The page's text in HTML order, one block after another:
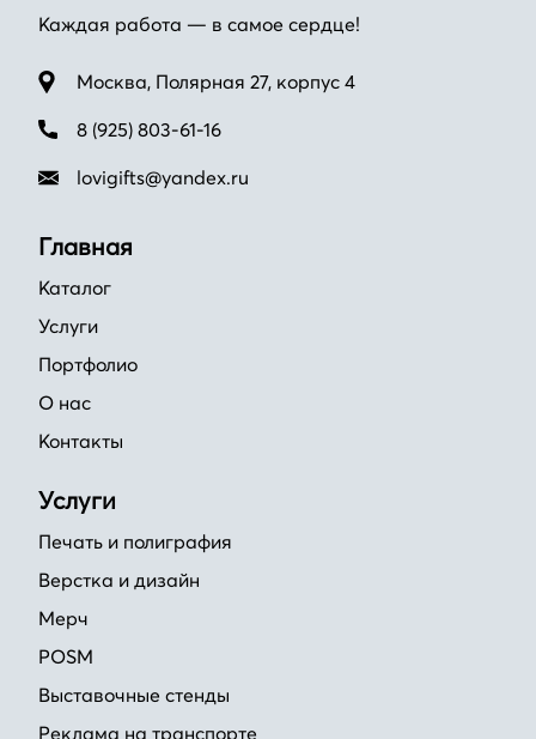
Каждая работа — в самое сердце!
Москва, Полярная 27, корпус 4
8 (925) 803-61-16
lovigifts@yandex.ru
Главная
Каталог
Услуги
Портфолио
О нас
Контакты
Услуги
Печать и полиграфия
Верстка и дизайн
Мерч
POSM
Выставочные стенды
Реклама на транспорте